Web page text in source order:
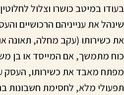
בעודו במיטב כושרו וצלול
שינהל את ענייניהם הרכושיים
את כשירותו (עקב מחלה, תאונה
כוח מתמשך, אם המייסד או בן
מפתח מאבד את כשירותו, העסק
תפעולי מלא, לחסימת חשבונות